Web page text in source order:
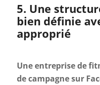
5. Une
bien définie
approprié
Une entreprise de
de campagne sur